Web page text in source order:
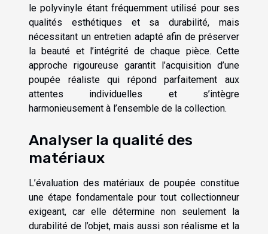
le polyvinyle étant fréquemment utilisé pour ses
qualités esthétiques et sa durabilité, mais
nécessitant un entretien adapté afin de préserver
la beauté et l’intégrité de chaque pièce. Cette
approche rigoureuse garantit l’acquisition d’une
poupée réaliste qui répond parfaitement aux
attentes individuelles et s’intègre
harmonieusement à l’ensemble de la collection.
Analyser la qualité des
matériaux
L’évaluation des matériaux de poupée constitue
une étape fondamentale pour tout collectionneur
exigeant, car elle détermine non seulement la
durabilité de l’objet, mais aussi son réalisme et la